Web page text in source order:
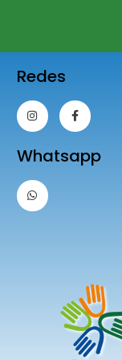
Redes
Whatsapp